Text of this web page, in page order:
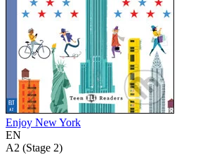
Enjoy New York
EN
A2 (Stage 2)